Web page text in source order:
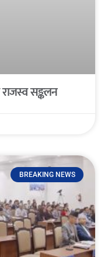
सङ्कलन
BREAKING NEWS